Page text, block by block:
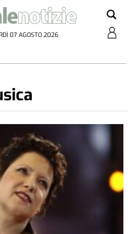
07 AGOSTO 2026